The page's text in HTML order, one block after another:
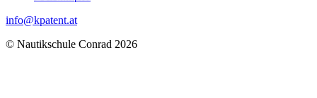
info@kpatent.at
© Nautikschule Conrad 2026